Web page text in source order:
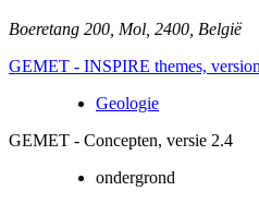
Boeretang 200 Mol 2400 België
GEMET - INSPIRE themes,
Geologie
GEMET - Concepten, versie 2.4
ondergrond